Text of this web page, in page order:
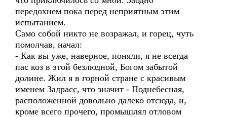
передохнем пока перед неприятным этим
испытанием.
Само собой никто не возражал, и горец, чуть
помолчав, начал:
- Как вы уже, наверное, поняли, я не всегда
пас коз в этой безлюдной, Богом забытой
долине. Жил я в горной стране с красивым
именем Задрасс, что значит - Поднебесная,
расположенной довольно далеко отсюда, и,
кроме всего прочего, промышлял отловом